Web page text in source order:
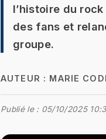
l’histoire du
des fans et
groupe.
AUTEUR : MARIE
Publié le : 05/10/2025